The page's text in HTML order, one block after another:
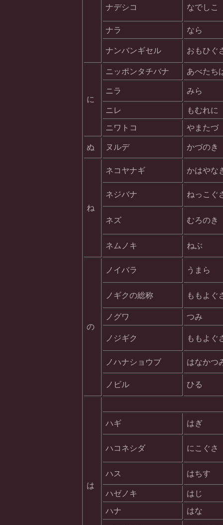
ナデシコ なでしこ
ナラ なら
ナンバンギセル おもひぐ
に
ニッポンタチバナ あべたち
ニラ みら
ニレ もむれに
ニワトコ やまたづ
ぬ ヌルデ かづのき
ね
ネコヤナギ かはやな
ネジバナ ねっこぐ
ネズ むろのき
ネムノキ ねぶ
の
ノイバラ うまら
ノギクの総称 ももよぐ
ノグワ つみ
ノジギク ももよぐ
ノハナショウブ はなかつ
ノビル ひる
は
ハギ はぎ
ハコネシダ にこぐさ
ハス はちす
ハゼノキ はじ
ハナ はな